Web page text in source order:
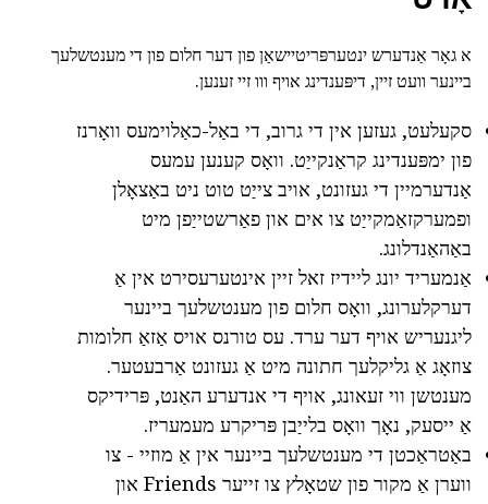
א גאָר אַנדערש ינטערפּריטיישאַן פון דער חלום פון די מענטשלעך
ביינער וועט זיין, דיפּענדינג אויף ווו זיי זענען.
סקעלעט, געזען אין די גרוב, די באַל-כאַלוימעס וואָרנז
פון ימפּענדינג קראַנקייַט. וואָס קענען עמעס
אַנדערמיין די געזונט, אויב צייַט טוט ניט באַצאָלן
ופמערקזאַמקייַט צו אים און פאַרשטייַפן מיט
באַהאַנדלונג.
אַנמעריד יונג ליידיז זאל זיין אינטערעסירט אין אַ
דערקלערונג, וואָס חלום פון מענטשלעך ביינער
ליגנעריש אויף דער ערד. עס טורנס אויס אַזאַ חלומות
צוזאָג אַ גליקלעך חתונה מיט אַ געזונט אַרבעטער.
מענטשן ווי זעאונג, אויף די אנדערע האַנט, פּרידיקס
אַ ייסעק, נאָך וואָס בלייַבן פּריקרע מעמעריז.
באַטראַכטן די מענטשלעך ביינער אין אַ מוזיי - צו
ווערן אַ מקור פון שטאָלץ צו זייער Friends און